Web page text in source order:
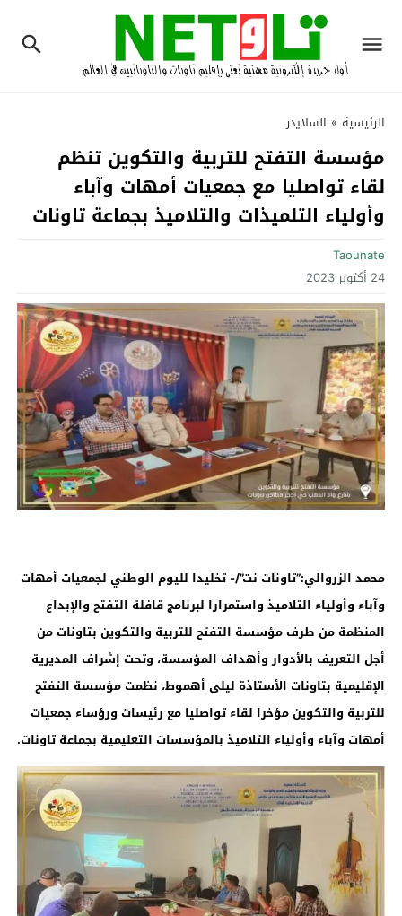
الرئيسية » السلايدر
مؤسسة التفتح للتربية والتكوين تنظم
لقاء تواصليا مع جمعيات أمهات وآباء
وأولياء التلميذات والتلاميذ بجماعة تاونات
Taounate
24 أكتوبر 2023
محمد الزروالي:”تاونات نت”/- تخليدا لليوم الوطني لجمعيات أمهات
وآباء وأولياء التلاميذ واستمرارا لبرنامج قافلة التفتح والإبداع
المنظمة من طرف مؤسسة التفتح للتربية والتكوين بتاونات من
أجل التعريف بالأدوار وأهداف المؤسسة، وتحت إشراف المديرية
الإقليمية بتاونات الأستاذة ليلى أهموط، نظمت مؤسسة التفتح
للتربية والتكوين مؤخرا لقاء تواصليا مع رئيسات ورؤساء جمعيات
أمهات وآباء وأولياء التلاميذ بالمؤسسات التعليمية بجماعة تاونات.